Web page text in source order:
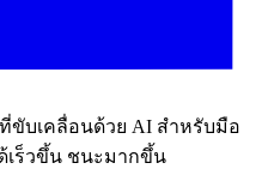
ขับเคลื่อนด้วย AI สำหรับมือ
เร็วขึ้น ชนะมากขึ้น